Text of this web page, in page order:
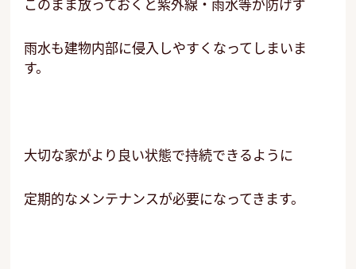
雨水も建物内部に侵入しやすくなってしまいま
す。
大切な家がより良い状態で持続できるように
定期的なメンテナンスが必要になってきます。